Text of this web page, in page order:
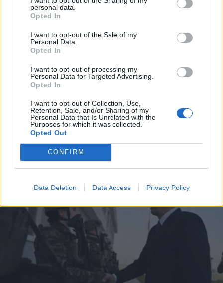
personal data.
Opted In
I want to opt-out of the Sale of my
Personal Data.
Opted In
I want to opt-out of processing my
Personal Data for Targeted Advertising.
Opted In
I want to opt-out of Collection, Use,
Retention, Sale, and/or Sharing of my
Personal Data that Is Unrelated with the
Purposes for which it was collected.
Opted Out
CONFIRM
Data Deletion Data Access Privacy Policy
ΕΛΛΑΔΑ 12.05.2025 14:07
Hellenic Train: Έκτακτες κυκλοφοριακές
δρομολόγια των τρένων στην
Αλεξανδρούπολη
Αποδέχομαι τους
και την πολιτική απορρήτου
X